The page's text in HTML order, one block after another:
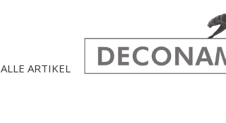
ALLE ARTIKEL